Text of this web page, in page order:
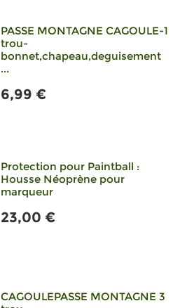
PASSE MONTAGNE CAGOULE-1
trou-
bonnet,chapeau,deguisement
...
6,99 €
Protection pour Paintball :
Housse Néoprène pour
marqueur
23,00 €
CAGOULEPASSE MONTAGNE 3